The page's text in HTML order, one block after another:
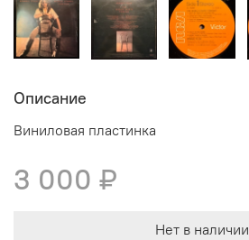
Описание
Виниловая пластинка
3 000 ₽
Нет в наличии